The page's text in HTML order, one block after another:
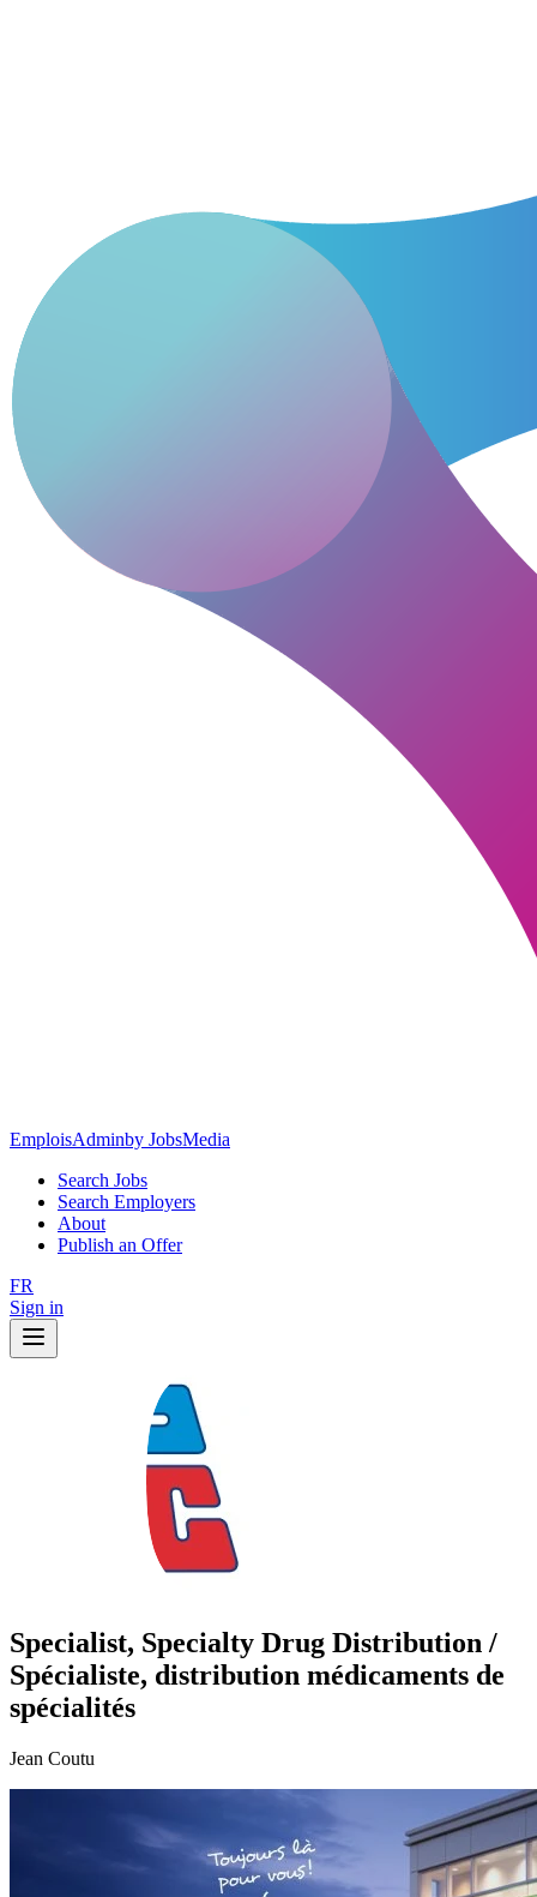
EmploisAdminby JobsMedia
Search Jobs
Search Employers
About
Publish an Offer
FR
Sign in
Specialist, Specialty Drug Distribution /
Spécialiste, distribution médicaments de
spécialités
Jean Coutu